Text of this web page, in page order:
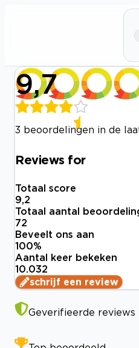
9,7
3 beoordelingen in de
Reviews for
Totaal score
9,2
Totaal aantal
72
Beveelt ons aan
100%
Aantal keer bekeken
10.032
schrijf een review
Geverifieerde reviews